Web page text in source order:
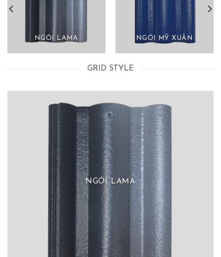
NGÓI LAMA NGÓI MỸ XUÂN
GRID STYLE
NGÓI LAMA